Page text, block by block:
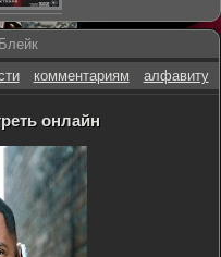
комментариям алфавиту
онлайн